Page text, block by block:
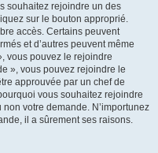
souhaitez rejoindre un des
sur le bouton approprié.
accès. Certains peuvent
et d’autres peuvent même
vous pouvez le rejoindre
», vous pouvez rejoindre le
approuvée par un chef de
vous souhaitez rejoindre
votre demande. N’importunez
il a sûrement ses raisons.